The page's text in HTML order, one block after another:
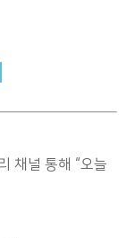
채널 통해 “오늘